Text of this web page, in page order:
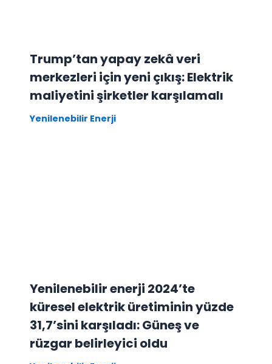
Trump’tan yapay zekâ veri
merkezleri için yeni çıkış: Elektrik
maliyetini şirketler karşılamalı
Yenilenebilir Enerji
Yenilenebilir enerji 2024’te
küresel elektrik üretiminin yüzde
31,7’sini karşıladı: Güneş ve
rüzgar belirleyici oldu